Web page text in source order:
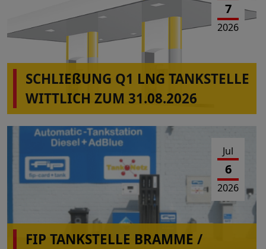
7
2026
SCHLIEßUNG Q1 LNG TANKSTELLE
WITTLICH ZUM 31.08.2026
Jul
6
2026
FIP TANKSTELLE BRAMME /